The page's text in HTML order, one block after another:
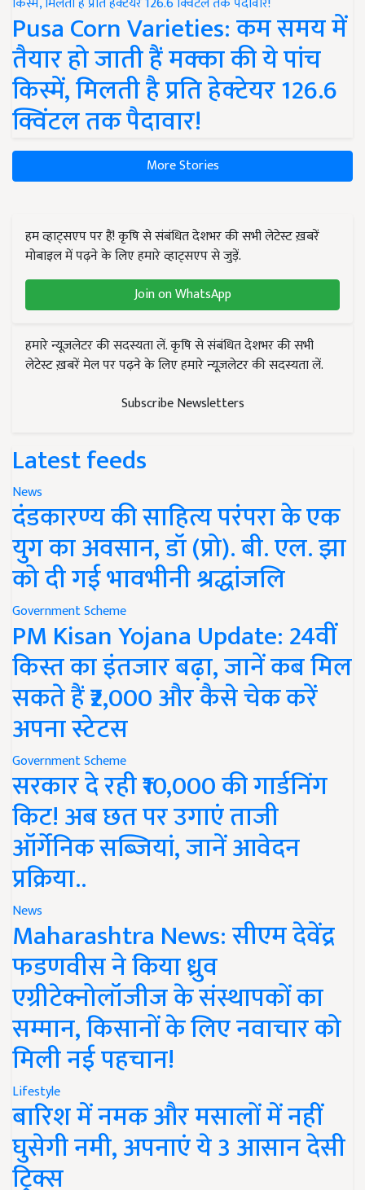
Pusa Corn Varieties: कम समय में
तैयार हो जाती हैं मक्का की ये पांच
किस्में, मिलती है प्रति हेक्टेयर 126.6
क्विंटल तक पैदावार!
More Stories
हम व्हाट्सएप पर हैं! कृषि से संबंधित देशभर की सभी लेटेस्ट ख़बरें
मोबाइल में पढ़ने के लिए हमारे व्हाट्सएप से जुड़ें.
Join on WhatsApp
हमारे न्यूज़लेटर की सदस्यता लें. कृषि से संबंधित देशभर की सभी
लेटेस्ट ख़बरें मेल पर पढ़ने के लिए हमारे न्यूज़लेटर की सदस्यता लें.
Subscribe Newsletters
Latest feeds
News
दंडकारण्य की साहित्य परंपरा के एक
युग का अवसान, डॉ (प्रो). बी. एल. झा
को दी गई भावभीनी श्रद्धांजलि
Government Scheme
PM Kisan Yojana Update: 24वीं
किस्त का इंतजार बढ़ा, जानें कब मिल
सकते हैं ₹2,000 और कैसे चेक करें
अपना स्टेटस
Government Scheme
सरकार दे रही ₹10,000 की गार्डनिंग
किट! अब छत पर उगाएं ताजी
ऑर्गेनिक सब्जियां, जानें आवेदन
प्रक्रिया..
News
Maharashtra News: सीएम देवेंद्र
फडणवीस ने किया ध्रुव
एग्रीटेक्नोलॉजीज के संस्थापकों का
सम्मान, किसानों के लिए नवाचार को
मिली नई पहचान!
Lifestyle
बारिश में नमक और मसालों में नहीं
घुसेगी नमी, अपनाएं ये 3 आसान देसी
ट्रिक्स